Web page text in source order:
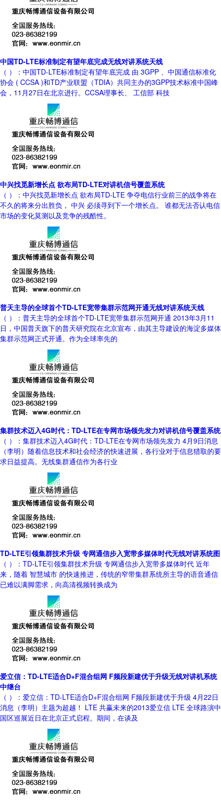
中国TD-LTE标准制定有望年底完成无线对讲系统天线
（ ）：中国TD-LTE标准制定有望年底完成 由 3GPP 、中国通信标准化
协会 ( CCSA )和TD产业联盟（TDIA）共同主办的3GPP技术标准中国峰
会，11月27日在北京进行。CCSA理事长、 工信部 科技
中兴找觅新增长点 欲布局TD-LTE对讲机信号覆盖系统
（ ）：中兴找觅新增长点 欲布局TD-LTE 争夺电信行业前三的战争将在
不久的将来分出胜负， 中兴 必须寻到下一个增长点。 谁都无法否认电信
市场的变化莫测以及竞争的残酷性。
普天主导的全球首个TD-LTE宽带集群示范网开通无线对讲系统天线
（ ）：普天主导的全球首个TD-LTE宽带集群示范网开通 2013年3月11
日，中国普天旗下的普天研究院在北京宣布，由其主导建设的海淀多媒体
集群示范网正式开通。作为全球率先的
集群技术迈入4G时代：TD-LTE在专网市场领先发力对讲机信号覆盖系统
（ ）：集群技术迈入4G时代：TD-LTE在专网市场领先发力 4月9日消息
（李明）随着信息技术和社会经济的快速进展，各行业对于信息猎取的要
求日益提高。无线集群通信作为各行业
TD-LTE引领集群技术升级 专网通信步入宽带多媒体时代无线对讲系统图
（ ）：TD-LTE引领集群技术升级 专网通信步入宽带多媒体时代 近年
来，随着 智慧城市 的快速推进，传统的窄带集群系统所主导的语音通信
已难以满脚需求，向高清视频转换成为
爱立信：TD-LTE适合D+F混合组网 F频段新建优于升级无线对讲机系统
中继台
（ ）：爱立信：TD-LTE适合D+F混合组网 F频段新建优于升级 4月22日
消息（李明）主题为超越！ LTE 共赢未来的2013爱立信 LTE 全球路演中
国区巡展近日在北京正式启程。期间，在谈及